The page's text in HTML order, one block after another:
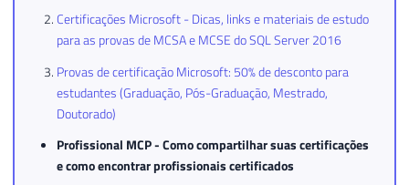
Certificações Microsoft - Dicas, links e materiais de estudo
para as provas de MCSA e MCSE do SQL Server 2016
Provas de certificação Microsoft: 50% de desconto para
estudantes (Graduação, Pós-Graduação, Mestrado,
Doutorado)
Profissional MCP - Como compartilhar suas certificações
e como encontrar profissionais certificados